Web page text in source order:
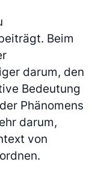
Beim
darum, den
Bedeutung
Phänomens
darum,
von